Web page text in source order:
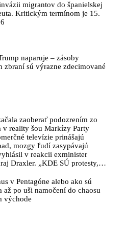
dostatok dôkazov, aby bola
z NAKA trestne stíhaná
štát, píše kolegovi policajt zo
skupine
v štáte, keby sa potvrdila
privatizujúcej spravodlivosť.
neverili
spolieha sa na kajúcnikov.
rarita, tvrdí bývalý elitný
vyšetrovateľov NAKA,
štát. Korporátne médiá
nebezpečnej
parlamente vodou: Ste človek,
skupinu!
migrantov do španielskej
Kritickým termínom je 15.
naparuje – zásoby
zbraní sú výrazne zdecimované
zaoberať podozrením zo
v reality šou Markízy Party
televízie prinášajú
mozgy ľudí zasypávajú
v reakcii exminister
Draxler. „KDE SÚ protesty,
spýtal sa
v Pentagóne alebo ako sú
až po uši namočení do chaosu
východe